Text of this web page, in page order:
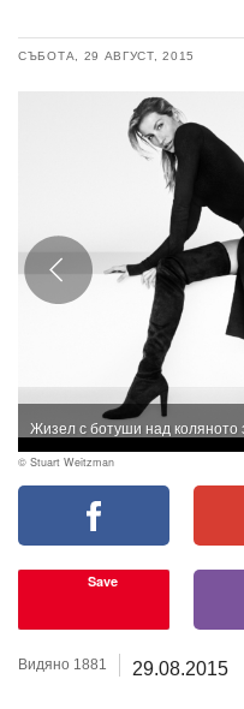
СЪБОТА, 29 АВГУСТ, 2015
Жизел с ботуши над коляното
© Stuart Weitzman
Save
Видяно 1881 29.08.2015